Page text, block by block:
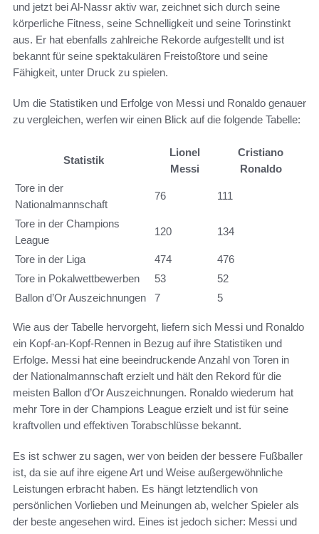
und jetzt bei Al-Nassr aktiv war, zeichnet sich durch seine
körperliche Fitness, seine Schnelligkeit und seine Torinstinkt
aus. Er hat ebenfalls zahlreiche Rekorde aufgestellt und ist
bekannt für seine spektakulären Freistoßtore und seine
Fähigkeit, unter Druck zu spielen.
Um die Statistiken und Erfolge von Messi und Ronaldo genauer
zu vergleichen, werfen wir einen Blick auf die folgende Tabelle:
Statistik
Lionel
Messi
Cristiano
Ronaldo
Tore in der
Nationalmannschaft
76 111
Tore in der Champions
League
120 134
Tore in der Liga 474
476
Tore in Pokalwettbewerben
53
52
Ballon d’Or Auszeichnungen
7 5
Wie aus der Tabelle hervorgeht, liefern sich Messi und Ronaldo
ein Kopf-an-Kopf-Rennen in Bezug auf ihre Statistiken und
Erfolge. Messi hat eine beeindruckende Anzahl von Toren in
der Nationalmannschaft erzielt und hält den Rekord für die
meisten Ballon d’Or Auszeichnungen. Ronaldo wiederum hat
mehr Tore in der Champions League erzielt und ist für seine
kraftvollen und effektiven Torabschlüsse bekannt.
Es ist schwer zu sagen, wer von beiden der bessere Fußballer
ist, da sie auf ihre eigene Art und Weise außergewöhnliche
Leistungen erbracht haben. Es hängt letztendlich von
persönlichen Vorlieben und Meinungen ab, welcher Spieler als
der beste angesehen wird. Eines ist jedoch sicher: Messi und